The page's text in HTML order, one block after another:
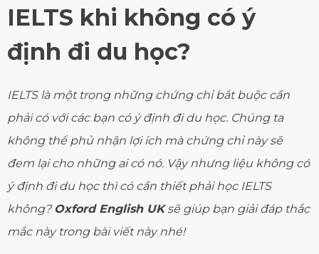
IELTS khi không có ý
định đi du học?
IELTS là một trong những chứng chỉ bắt buộc cần
phải có với các bạn có ý định đi du học. Chúng ta
không thể phủ nhận lợi ích mà chứng chỉ này sẽ
đem lại cho những ai có nó. Vậy nhưng liệu không có
ý định đi du học thì có cần thiết phải học IELTS
không? OxfordEnglish UK sẽ giúp bạn giải đáp thắc
mắc này trongbài viết nàynhé!